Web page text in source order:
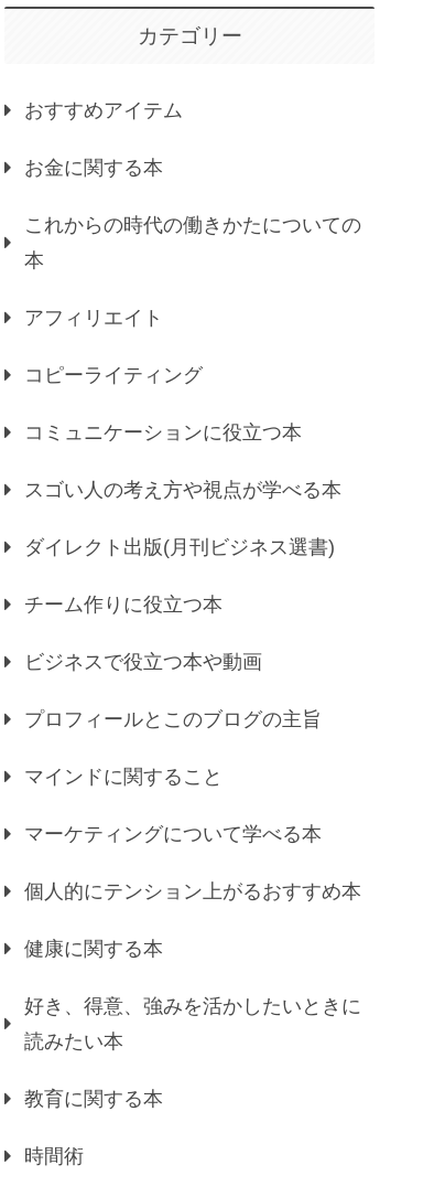
カテゴリー
おすすめアイテム
お金に関する本
これからの時代の働きかたについての
本
アフィリエイト
コピーライティング
コミュニケーションに役立つ本
スゴい人の考え方や視点が学べる本
ダイレクト出版(月刊ビジネス選書)
チーム作りに役立つ本
ビジネスで役立つ本や動画
プロフィールとこのブログの主旨
マインドに関すること
マーケティングについて学べる本
個人的にテンション上がるおすすめ本
健康に関する本
好き、得意、強みを活かしたいときに
読みたい本
教育に関する本
時間術